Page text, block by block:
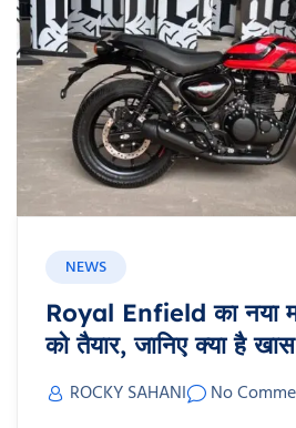
NEWS
Royal Enfield का नया
को तैयार, जानिए क्या है
ROCKY SAHANI
No